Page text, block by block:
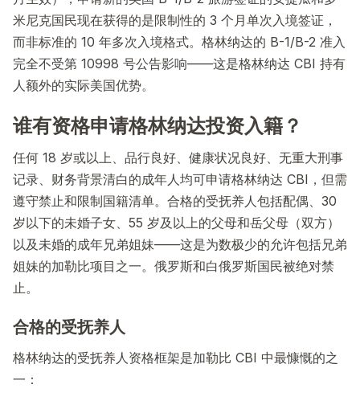
米尼克国民现在获得的是限制性的 3 个月单次入境签证，
而非标准的 10 年多次入境格式。格林纳达的 B-1/B-2 准入
完全不受第 10998 号公告影响——这是格林纳达 CBI 持有
人额外的实际美国优势。
谁有资格申请格林纳达投资入籍？
任何 18 岁或以上、品行良好、健康状况良好、无重大刑事
记录、财务背景清白的成年人均可申请格林纳达 CBI，但需
遵守禁止和限制国籍清单。合格的受抚养人包括配偶、30
岁以下的未婚子女、55 岁及以上的父母和岳父母（双方）
以及未婚的成年兄弟姐妹——这是为数极少的允许包括兄弟
姐妹的加勒比项目之一。俄罗斯和白俄罗斯国民被绝对禁
止。
合格的受抚养人
格林纳达的受抚养人资格框架是加勒比 CBI 中最慷慨的之
一：